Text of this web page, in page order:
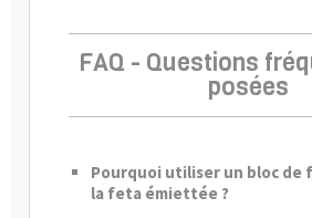
FAQ - Questions
posées
Pourquoi utiliser un bloc
la feta émiettée ?